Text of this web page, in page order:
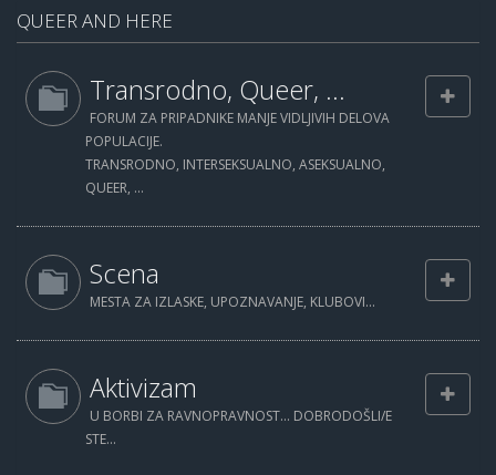
QUEER AND HERE
Transrodno, Queer, ...
FORUM ZA PRIPADNIKE MANJE VIDLJIVIH DELOVA
POPULACIJE.
TRANSRODNO, INTERSEKSUALNO, ASEKSUALNO,
QUEER, ...
Scena
MESTA ZA IZLASKE, UPOZNAVANJE, KLUBOVI...
Aktivizam
U BORBI ZA RAVNOPRAVNOST... DOBRODOŠLI/E
STE...